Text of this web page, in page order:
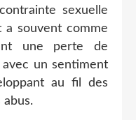
sexuelle
souvent comme
une perte de
un sentiment
au fil des
abus.